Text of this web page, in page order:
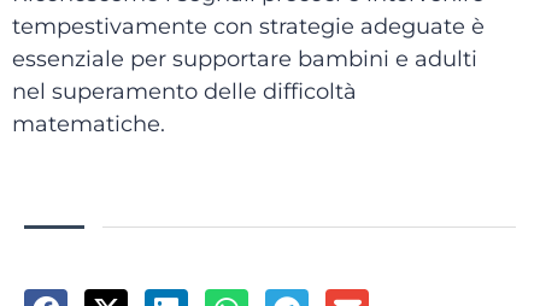
tempestivamente con strategie adeguate è
essenziale per supportare bambini e adulti
nel superamento delle difficoltà
matematiche.